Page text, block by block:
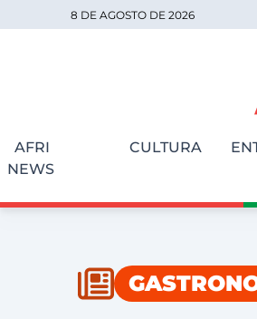
8 DE AGOSTO DE 2026
AFRI
NEWS
CULTURA